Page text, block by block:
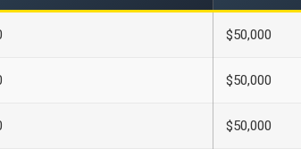
$50,000
$50,000
$50,000